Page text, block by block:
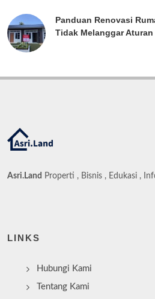
Panduan Renovasi
Tidak Melanggar Aturan
Asri.Land Properti , Bisnis , Edukasi ,
LINKS
Hubungi Kami
Tentang Kami